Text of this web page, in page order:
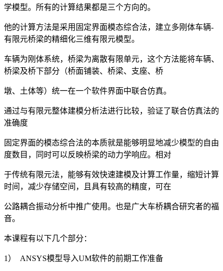
学模型。所有的计算结果都是三个方向的。
他的计算方法是采用固定界面模态综合法，建立多刚体车辆-
有限元桥梁的精细化三维有限元模型。
车辆为刚体系统，桥梁为离散有限单元，这个方法能将车辆、
桥梁及桥下部分（桥面铺装、桥梁、支座、桥
墩、土体等）统一在一个软件界面中联合仿真。
通过与有限元整体建模分析法进行比较，验证了联合仿真法的
准确度
固定界面的模态综合法的本质就是能够明显地减少模型的自由
度数目，同时可以反映桥梁的动力学响应。相对
于传统有限元法，能够有效快速建模及计算工作量，缩短计算
时间，减少存储空间，且具有较高的精度，可在
公路耦合振动分析中推广使用。也是广大车桥耦合研究者的福
音。
本课程有以下几个部分：
1） ANSYS模型导入UM软件的前期工作准备